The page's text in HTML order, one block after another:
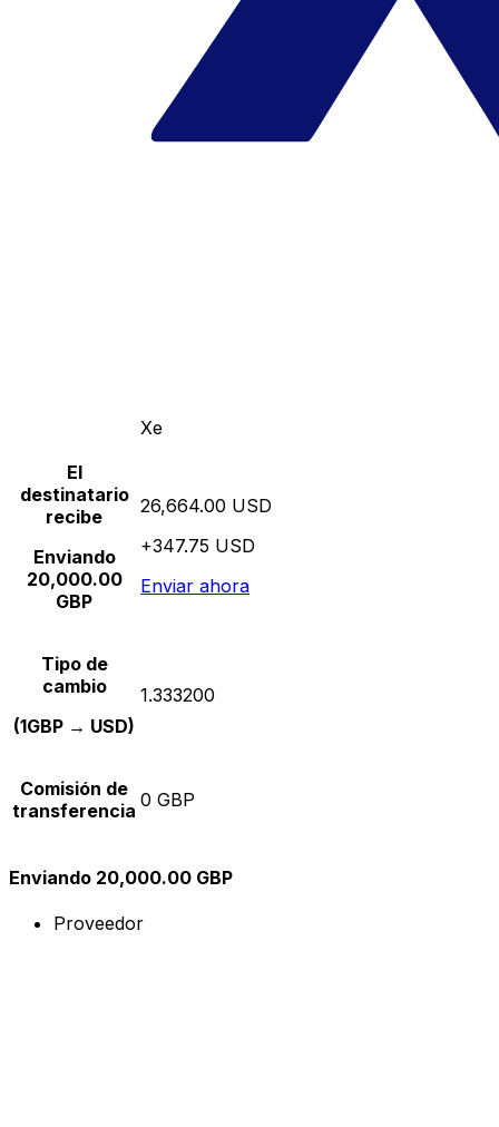
Xe
El
destinatario
recibe
Enviando
20,000.00
GBP
26,664.00 USD
+347.75 USD
Enviar ahora
Tipo de
cambio
(1GBP → USD)
1.333200
Comisión de
transferencia 0 GBP
Enviando 20,000.00 GBP
Proveedor